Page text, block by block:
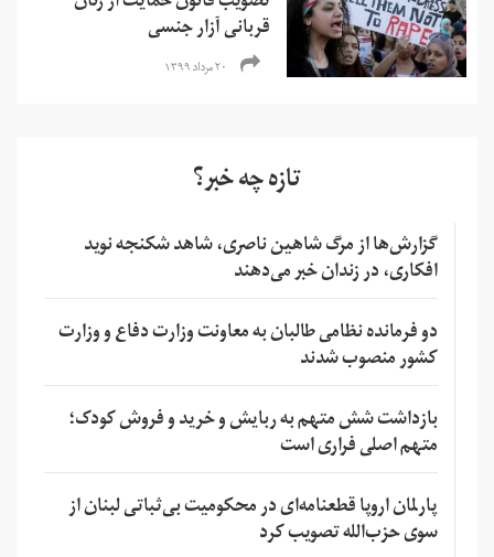
قربانی آزار جنسی
۲۰ مرداد ۱۳۹۹
تازه چه خبر؟
گزارش‌ها از مرگ شاهین ناصری، شاهد شکنجه نوید
افکاری، در زندان خبر می‌دهند
دو فرمانده نظامی طالبان به معاونت وزارت دفاع و وزارت
کشور منصوب شدند
بازداشت شش متهم به ربایش و خرید و فروش کودک؛
متهم اصلی فراری است
پارلمان اروپا قطعنامه‌ای در محکومیت بی‌ثباتی لبنان از
سوی حزب‌الله تصویب کرد